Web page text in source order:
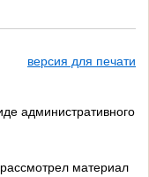
версия для печати
административного
материал